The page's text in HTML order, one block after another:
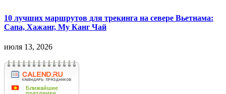
10 лучших маршрутов для трекинга на севере Вьетнама:
Сапа, Хажанг, Му Канг Чай
июля 13, 2026